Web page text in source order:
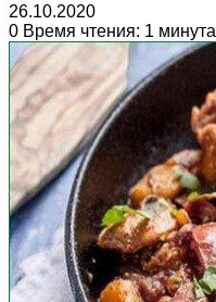
26.10.2020
0 Время чтения: 1 минута